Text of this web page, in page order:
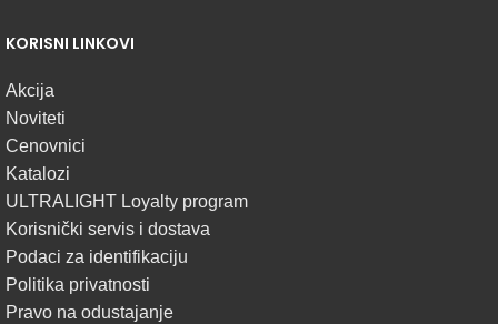
KORISNI LINKOVI
Akcija
Noviteti
Cenovnici
Katalozi
ULTRALIGHT Loyalty program
Korisnički servis i dostava
Podaci za identifikaciju
Politika privatnosti
Pravo na odustajanje